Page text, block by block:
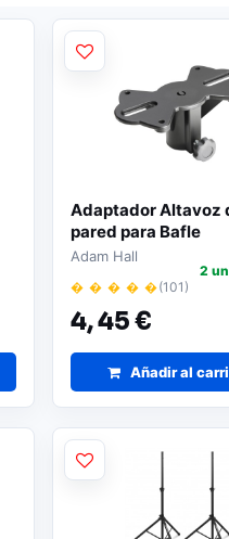
Adaptador Altavoz
pared para Bafle
Adam Hall
� � � � �(101)
4,45 €
2
Añadir al